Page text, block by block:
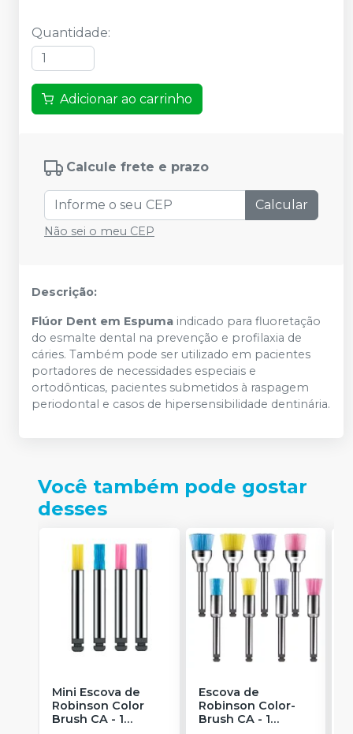
Quantidade:
Adicionar ao carrinho
Calcule frete e prazo
Calcular
Não sei o meu CEP
Descrição:
Flúor Dent em Espuma indicado para fluoretação
do esmalte dental na prevenção e profilaxia de
cáries. Também pode ser utilizado em pacientes
portadores de necessidades especiais e
ortodônticas, pacientes submetidos à raspagem
periodontal e casos de hipersensibilidade dentinária.
Você também pode gostar
desses
Mini Escova de
Robinson Color
Brush CA - 1
Escova de
Robinson Color-
Brush CA - 1